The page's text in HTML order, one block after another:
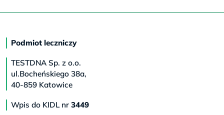
Podmiot leczniczy
TESTDNA Sp. z o.o.
ul.Bocheńskiego 38a,
40-859 Katowice
Wpis do KIDL nr 3449